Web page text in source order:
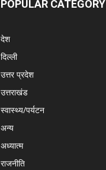
POPULAR CATEGORY
देश
दिल्ली
उत्तर प्रदेश
उत्तराखंड
स्वास्थ्य/पर्यटन
अन्य
अध्यात्म
राजनीति